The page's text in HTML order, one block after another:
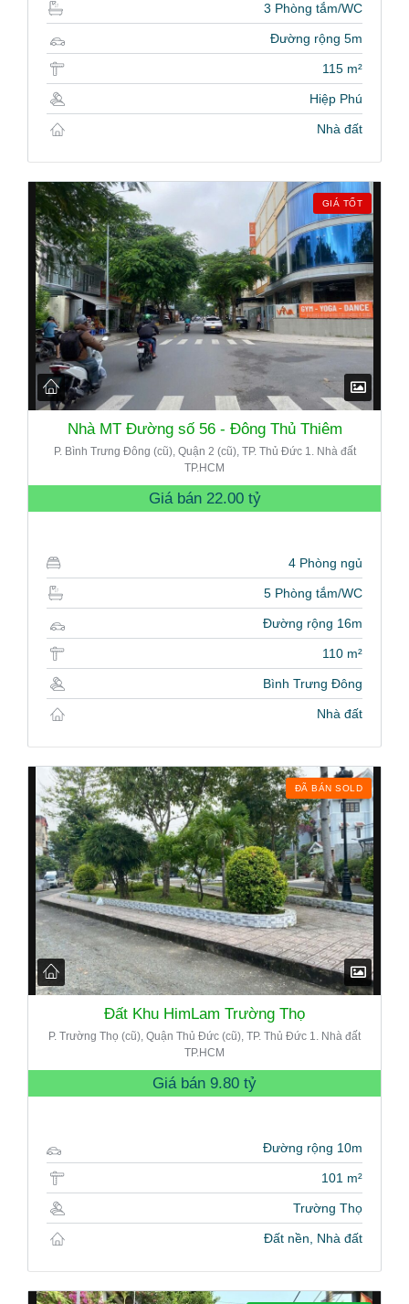
3 Phòng tắm/WC
Đường rộng 5m
115 m²
Hiệp Phú
Nhà đất
GIÁ TỐT
Nhà MT Đường số 56 - Đông Thủ Thiêm
P. Bình Trưng Đông (cũ), Quận 2 (cũ), TP. Thủ Đức 1. Nhà đất
TP.HCM
Giá bán 22.00 tỷ
4 Phòng ngủ
5 Phòng tắm/WC
Đường rộng 16m
110 m²
Bình Trưng Đông
Nhà đất
ĐÃ BÁN SOLD
Đất Khu HimLam Trường Thọ
P. Trường Thọ (cũ), Quận Thủ Đức (cũ), TP. Thủ Đức 1. Nhà đất
TP.HCM
Giá bán 9.80 tỷ
Đường rộng 10m
101 m²
Trường Thọ
Đất nền, Nhà đất